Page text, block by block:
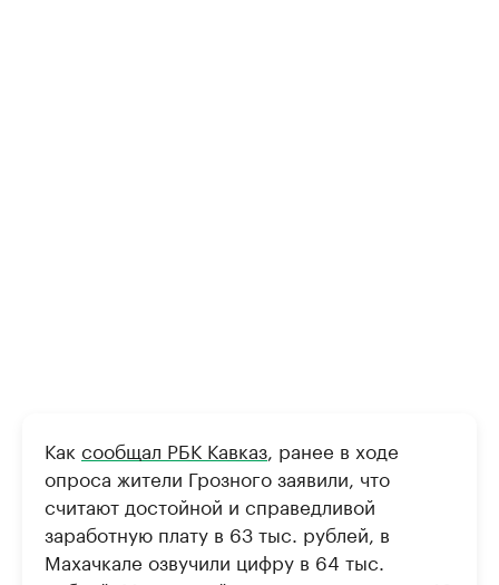
Как сообщал РБК Кавказ , ранее в ходе
опроса жители Грозного заявили, что
считают достойной и справедливой
заработную плату в 63 тыс. рублей, в
Махачкале озвучили цифру в 64 тыс.